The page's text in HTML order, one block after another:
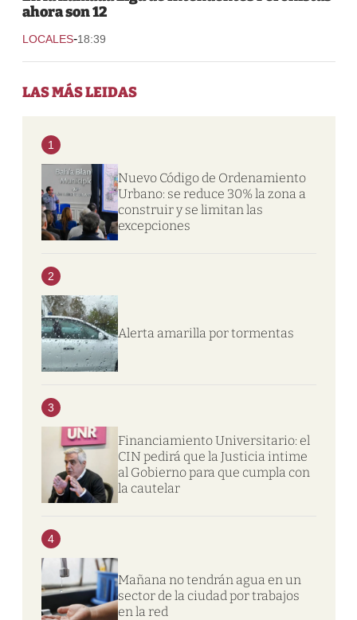
ahora son 12
LOCALES-18:39
LAS MÁS LEIDAS
1
Nuevo Código de Ordenamiento
Urbano: se reduce 30% la zona a
construir y se limitan las
excepciones
2
Alerta amarilla por tormentas
3
Financiamiento Universitario: el
CIN pedirá que la Justicia intime
al Gobierno para que cumpla con
la cautelar
4
Mañana no tendrán agua en un
sector de la ciudad por trabajos
en la red